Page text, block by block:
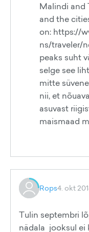
Malindi and
and the
on: https://
ns/traveler/
peaks suht
selge see
mitte
nii, et
asuvast
maismaad
Rops4. okt
Tulin septembri
nädala jooksul ei